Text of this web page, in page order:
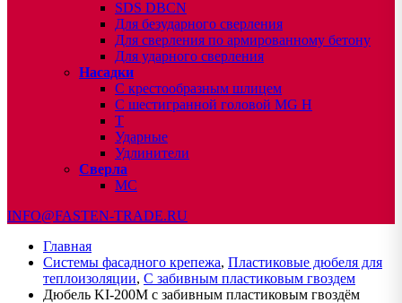
SDS DBCN
Для безударного сверления
Для сверления по армированному бетону
Для ударного сверления
Насадки
С крестообразным шлицем
С шестигранной головой MG H
T
Ударные
Удлинители
Сверла
МС
INFO@FASTEN-TRADE.RU
Главная
Системы фасадного крепежа, Пластиковые дюбеля для
теплоизоляции, С забивным пластиковым гвоздем
Дюбель KI-200М с забивным пластиковым гвоздём